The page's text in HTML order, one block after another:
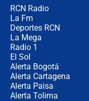
RCN Radio
La Fm
Deportes RCN
La Mega
Radio 1
El Sol
Alerta Bogotá
Alerta Cartagena
Alerta Paisa
Alerta Tolima